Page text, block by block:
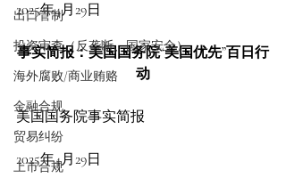
出口管制
投资审查（反垄断、国家安全）
海外腐败/商业贿赂
金融合规
贸易纠纷
上市合规
2025年4月29日
事实简报：美国国务院“美国优先”百日行
动
美国国务院事实简报
2025年4月29日